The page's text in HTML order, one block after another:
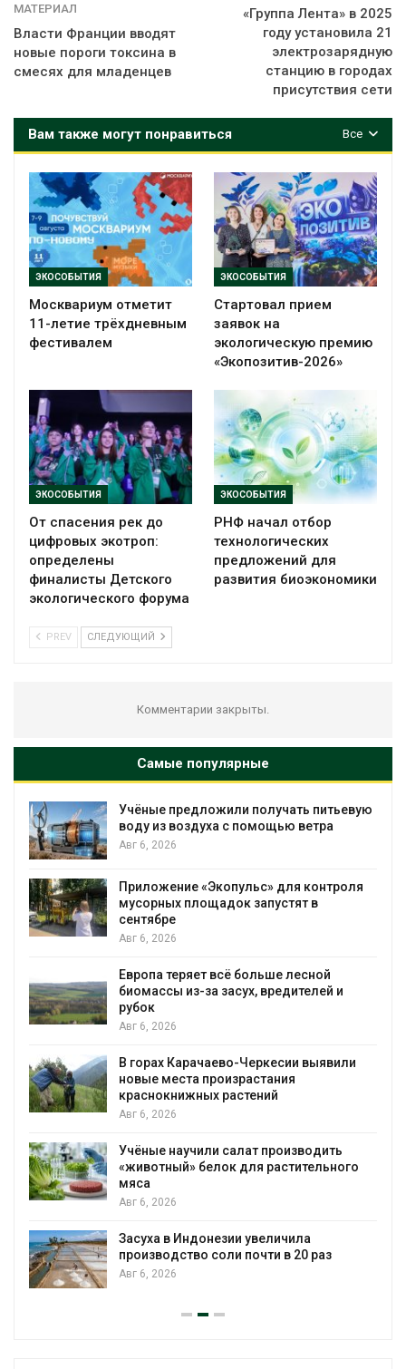
МАТЕРИАЛ
Власти Франции вводят
новые пороги токсина в
смесях для младенцев
«Группа Лента» в 2025
году установила 21
электрозарядную
станцию в городах
присутствия сети
Все
Вам также могут понравиться
ЭКОСОБЫТИЯ
Москвариум отметит
11-летие трёхдневным
фестивалем
ЭКОСОБЫТИЯ
Стартовал прием
заявок на
экологическую премию
«Экопозитив-2026»
ЭКОСОБЫТИЯ
От спасения рек до
цифровых экотроп:
определены
финалисты Детского
экологического форума
ЭКОСОБЫТИЯ
РНФ начал отбор
технологических
предложений для
развития биоэкономики
PREV СЛЕДУЮЩИЙ
Комментарии закрыты.
Самые популярные
Учёные предложили получать питьевую
воду из воздуха с помощью ветра
Авг 6, 2026
Приложение «Экопульс» для контроля
мусорных площадок запустят в
сентябре
Авг 6, 2026
Европа теряет всё больше лесной
биомассы из-за засух, вредителей и
рубок
Авг 6, 2026
В горах Карачаево-Черкесии выявили
новые места произрастания
краснокнижных растений
Авг 6, 2026
Учёные научили салат производить
«животный» белок для растительного
мяса
Авг 6, 2026
Засуха в Индонезии увеличила
производство соли почти в 20 раз
Авг 6, 2026